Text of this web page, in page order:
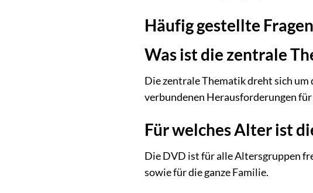
Häufig gestellte
Was ist die zentrale
Die zentrale Thematik dreht sich um
verbundenen Herausforderungen
Für welches Alter ist
Die DVD ist für alle Altersgruppen
sowie für die ganze Familie.